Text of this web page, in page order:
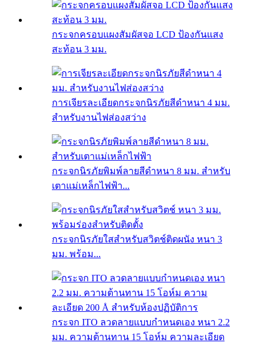
กระจกครอบแผงสัมผัสจอ LCD ป้องกันแสง
สะท้อน 3 มม.
การเจียรละเอียดกระจกนิรภัยสีดำหนา 4 มม.
สำหรับงานไฟส่องสว่าง
กระจกนิรภัยพิมพ์ลายสีดำหนา 8 มม. สำหรับ
เตาแม่เหล็กไฟฟ้า...
กระจกนิรภัยใสสำหรับสวิตช์ติดผนัง หนา 3
มม. พร้อม...
กระจก ITO ลวดลายแบบกำหนดเอง หนา 2.2
มม. ความต้านทาน 15 โอห์ม ความละเอียด